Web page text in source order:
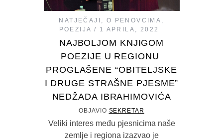
NATJEČAJI , O PENOVCIMA ,
POEZIJA
1 APRILA, 2022
NAJBOLJOM KNJIGOM
POEZIJE U REGIONU
PROGLAŠENE “OBITELJSKE
I DRUGE STRAŠNE PJESME”
NEDŽADA IBRAHIMOVIĆA
OBJAVIO SEKRETAR
Veliki interes među pjesnicima naše
zemlje i regiona izazvao je